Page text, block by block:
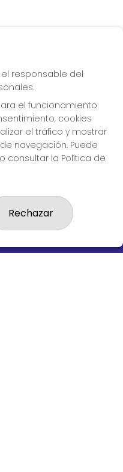
de
el responsable del
el funcionamiento
cookies
el tráfico y mostrar
navegación. Puede
consultar la Política de
Rechazar